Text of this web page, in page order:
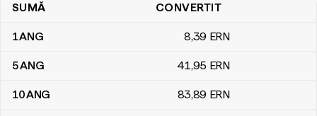
Tabel de conversie guldeni neerlandezi antilezi în nakfa eritreene
SUMĂ CONVERTIT
1ANG 8,39 ERN
5ANG 41,95 ERN
10ANG 83,89 ERN